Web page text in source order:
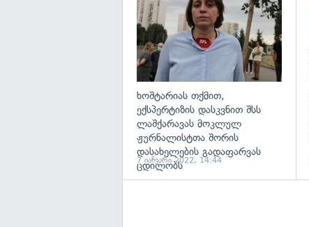
ხოშტარიას თქმით,
ექსპერტიზის დასკვნით შსს
ლაშქარავას მოკლულ
ჟურნალისტთა შორის
დასახელების გადაფარვას
ცდილობს
7 იანვარი 2022, 14:44